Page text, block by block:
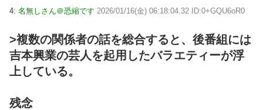
4: 名無しさん＠恐縮です 2026/01/16(金) 06:18:04.32 ID:0+GQU6oR0
>複数の関係者の話を総合すると、後番組には
吉本興業の芸人を起用したバラエティーが浮
上している。
残念